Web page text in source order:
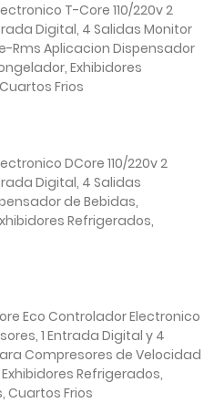
T-Core 110/220v 2
Digital, 4 Salidas Monitor
Rms Aplicacion Dispensador
Exhibidores
Frios
DCore 110/220v 2
Digital, 4 Salidas
de Bebidas,
Refrigerados,
Eco Controlador Electronico
1 Entrada Digital y 4
Compresores de Velocidad
Refrigerados,
Cuartos Frios